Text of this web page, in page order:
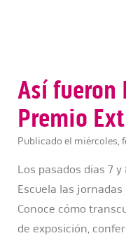
Así fueron
Premio
Publicado el miércoles,
Los pasados días 7
Escuela las
Conoce cómo
de exposición,